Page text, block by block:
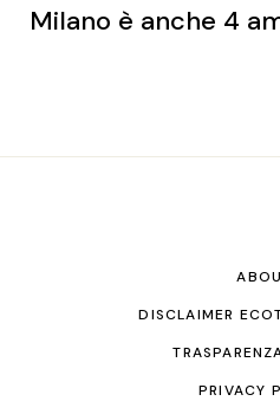
Milano è anche 4
DISCLAIMER
PRIVACY